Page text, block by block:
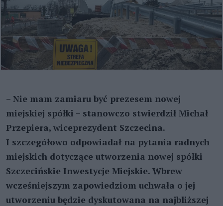
– Nie mam zamiaru być prezesem nowej
miejskiej spółki – stanowczo stwierdził Michał
Przepiera, wiceprezydent Szczecina.
I szczegółowo odpowiadał na pytania radnych
miejskich dotyczące utworzenia nowej spółki
Szczecińskie Inwestycje Miejskie. Wbrew
wcześniejszym zapowiedziom uchwała o jej
utworzeniu będzie dyskutowana na najbliższej